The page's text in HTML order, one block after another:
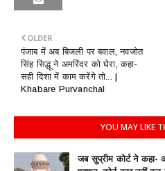
OLDER
पंजाब में अब बिजली पर बवाल, नवजोत
सिंह सिद्धू ने अमरिंदर को घेरा, कहा-
सही दिशा में काम करेंगे तो... |
Khabare Purvanchal
YOU MAY LIKE
जब सुप्रीम कोर्ट ने कहा-